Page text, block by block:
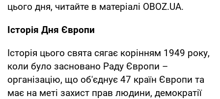
цього дня, читайте в матеріалі OBOZ.UA.
Історія Дня Європи
Історія цього свята сягає корінням 1949 року,
коли було засновано Раду Європи –
організацію, що об'єднує 47 країн Європи та
має на меті захист прав людини, демократії